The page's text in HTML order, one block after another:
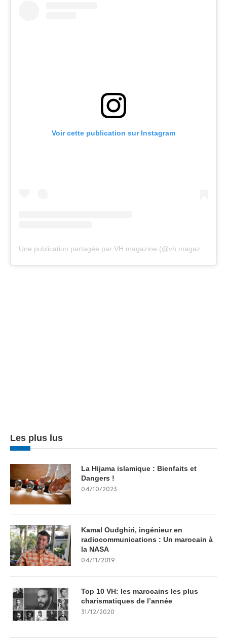
Voir cette publication sur Instagram
Une publication partagée par VH magazine (@vh.magazine)
Les plus lus
La Hijama islamique : Bienfaits et
Dangers !
04/10/2023
Kamal Oudghiri, ingénieur en
radiocommunications : Un marocain à
la NASA
04/11/2019
Top 10 VH: les marocains les plus
charismatiques de l’année
31/12/2020